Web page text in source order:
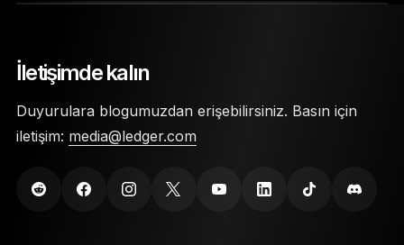
24 kelimelik kurtarma ifadesi gerekir.
hasara karşı koruma sağlamak için son derece
İletişimde kalın
Duyurulara blogumuzdan erişebilirsiniz. Basın için
iletişim: media@ledger.com